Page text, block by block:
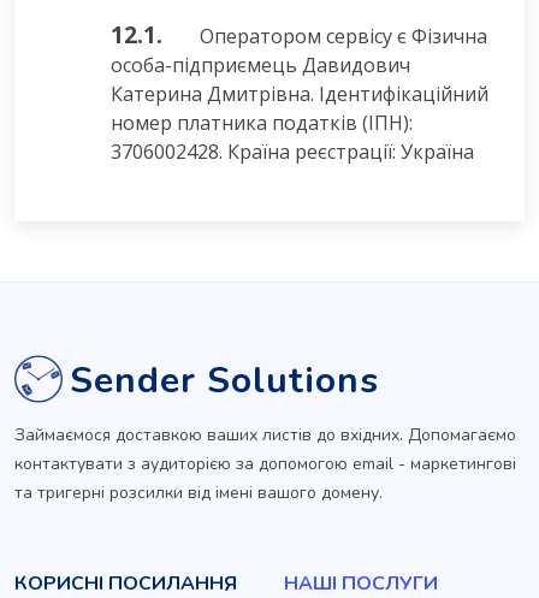
12.1.
Оператором сервісу є Фізична
особа-підприємець Давидович
Катерина Дмитрівна. Ідентифікаційний
номер платника податків (ІПН):
3706002428. Країна реєстрації: Україна
Sender Solutions
Займаємося доставкою ваших листів до вхідних. Допомагаємо
контактувати з аудиторією за допомогою email - маркетингові
та тригерні розсилки від імені вашого домену.
КОРИСНІ ПОСИЛАННЯ НАШІ ПОСЛУГИ